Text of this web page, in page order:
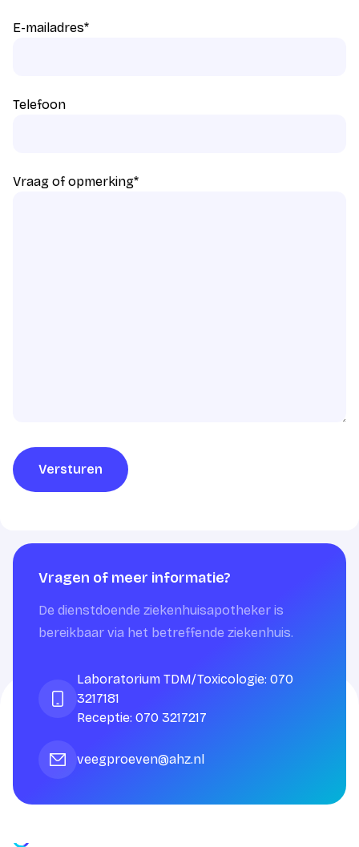
E-mailadres*
Telefoon
Vraag of opmerking*
Versturen
Vragen of meer informatie?
De dienstdoende ziekenhuisapotheker is
bereikbaar via het betreffende ziekenhuis.
Laboratorium TDM/Toxicologie: 070
3217181
Receptie: 070 3217217
veegproeven@ahz.nl